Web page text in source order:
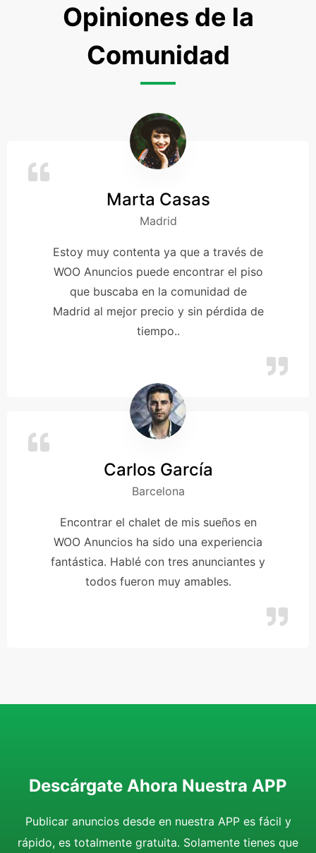
Opiniones de la
Comunidad
Marta Casas
Madrid
Estoy muy contenta ya que a través de
WOO Anuncios puede encontrar el piso
que buscaba en la comunidad de
Madrid al mejor precio y sin pérdida de
tiempo..
Carlos García
Barcelona
Encontrar el chalet de mis sueños en
WOO Anuncios ha sido una experiencia
fantástica. Hablé con tres anunciantes y
todos fueron muy amables.
Descárgate Ahora Nuestra APP
Publicar anuncios desde en nuestra APP es fácil y
rápido, es totalmente gratuita. Solamente tienes que